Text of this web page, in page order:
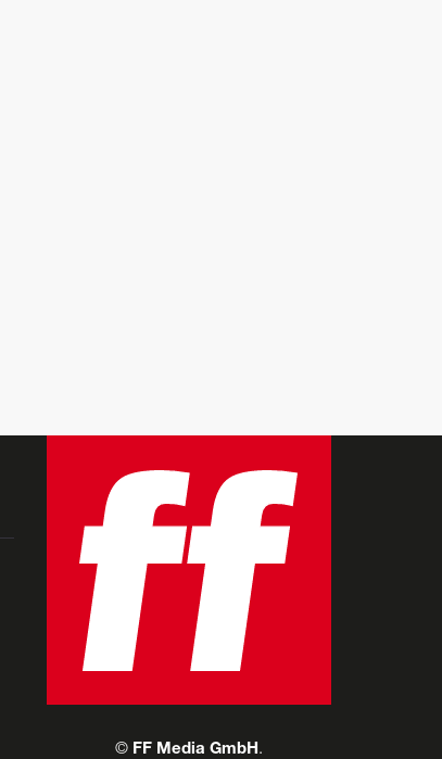
© FF Media GmbH.